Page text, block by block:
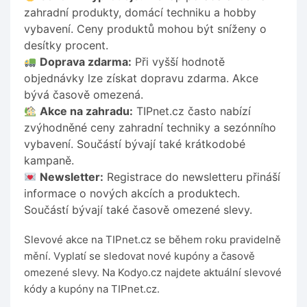
zahradní produkty, domácí techniku a hobby
vybavení. Ceny produktů mohou být sníženy o
desítky procent.
Doprava zdarma: Při vyšší hodnotě
objednávky lze získat dopravu zdarma. Akce
bývá časově omezená.
Akce na zahradu: TIPnet.cz často nabízí
zvýhodněné ceny zahradní techniky a sezónního
vybavení. Součástí bývají také krátkodobé
kampaně.
Newsletter: Registrace do newsletteru přináší
informace o nových akcích a produktech.
Součástí bývají také časově omezené slevy.
Slevové akce na TIPnet.cz se během roku pravidelně
mění. Vyplatí se sledovat nové kupóny a časově
omezené slevy. Na Kodyo.cz najdete aktuální slevové
kódy a kupóny na TIPnet.cz.